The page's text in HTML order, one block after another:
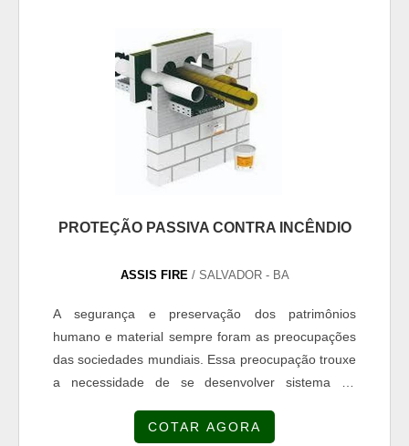
PROTEÇÃO PASSIVA CONTRA INCÊNDIO
ASSIS FIRE/ SALVADOR - BA
A segurança e preservação dos patrimônios
humano e material sempre foram as preocupações
das sociedades mundiais. Essa preocupação trouxe
a necessidade de se desenvolver sistema de
evite ou reduza as perdas em um eventual
COTAR AGORA